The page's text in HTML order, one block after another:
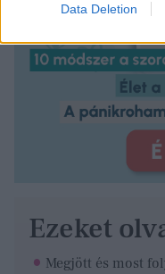
Data Deletion
Ezeket
Megjött és most